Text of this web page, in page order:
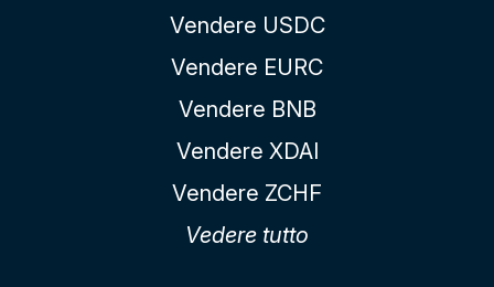
Vendere USDC
Vendere EURC
Vendere BNB
Vendere XDAI
Vendere ZCHF
Vedere tutto